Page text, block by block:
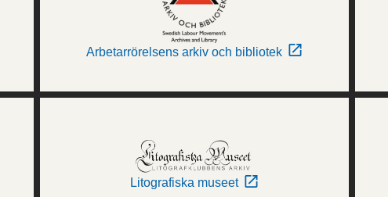
Arbetarrörelsens arkiv och bibliotek
Litografiska museet